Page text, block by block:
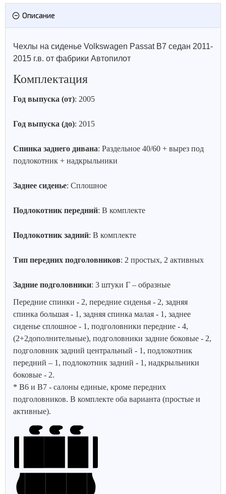
Описание
Чехлы на сиденье Volkswagen Passat B7 седан 2011-
2015 г.в. от фабрики Автопилот
Комплектация
Год выпуска (от): 2005
Год выпуска (до): 2015
Спинка заднего дивана: Раздельное 40/60 + вырез под
подлокотник + надкрыльники
Заднее сиденье: Сплошное
Подлокотник передний: В комплекте
Подлокотник задний: В комплекте
Тип передних подголовников: 2 простых, 2 активных
Задние подголовники: 3 штуки Г – образные
Передние спинки - 2, передние сиденья - 2, задняя
спинка большая - 1, задняя спинка малая - 1, заднее
сиденье сплошное - 1, подголовники передние - 4,
(2+2дополнительные), подголовники задние боковые - 2,
подголовник задний центральный - 1, подлокотник
передний – 1, подлокотник задний - 1, надкрыльники
боковые - 2.
* В6 и В7 - салоны единые, кроме передних
подголовников. В комплекте оба варианта (простые и
активные).